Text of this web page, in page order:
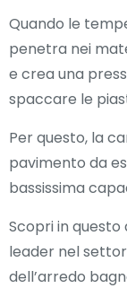
Quando le
penetra nei
e crea una
spaccare le
Per questo, la
pavimento da
bassissima
Scopri in questo
leader nel
dell’arredo